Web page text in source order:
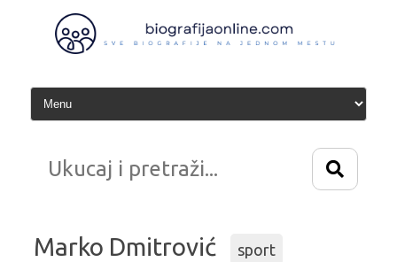
sadržaj
Marko Dmitrović sport